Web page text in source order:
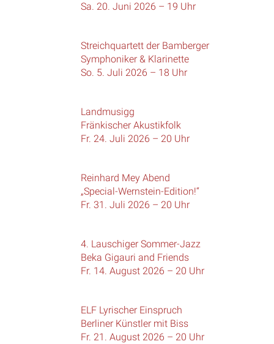
Sa. 20. Juni 2026 – 19 Uhr
Streichquartett der Bamberger
Symphoniker & Klarinette
So. 5. Juli 2026 – 18 Uhr
Landmusigg
Fränkischer Akustikfolk
Fr. 24. Juli 2026 – 20 Uhr
Reinhard Mey Abend
„Special-Wernstein-Edition!“
Fr. 31. Juli 2026 – 20 Uhr
4. Lauschiger Sommer-Jazz
Beka Gigauri and Friends
Fr. 14. August 2026 – 20 Uhr
ELF Lyrischer Einspruch
Berliner Künstler mit Biss
Fr. 21. August 2026 – 20 Uhr